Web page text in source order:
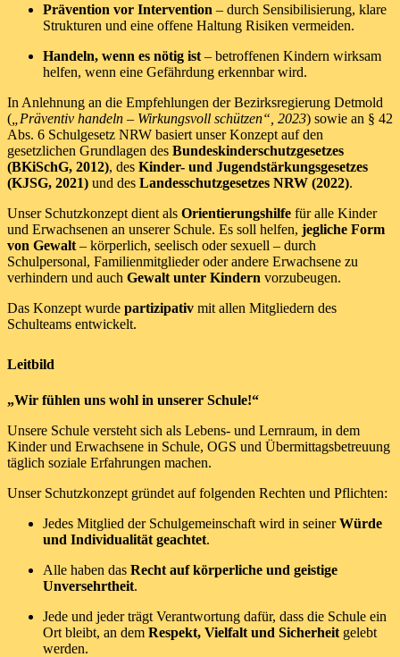
Prävention vor Intervention – durch Sensibilisierung, klare
Strukturen und eine offene Haltung Risiken vermeiden.
Handeln, wenn es nötig ist – betroffenen Kindern wirksam
helfen, wenn eine Gefährdung erkennbar wird.
In Anlehnung an die Empfehlungen der Bezirksregierung Detmold
( „Präventiv handeln – Wirkungsvoll schützen“, 2023) sowie an § 42
Abs. 6 Schulgesetz NRW basiert unser Konzept auf den
gesetzlichen Grundlagen des Bundeskinderschutzgesetzes
(BKiSchG, 2012), des Kinder- und Jugendstärkungsgesetzes
(KJSG, 2021) und des Landesschutzgesetzes NRW (2022).
Unser Schutzkonzept dient als Orientierungshilfe für alle Kinder
und Erwachsenen an unserer Schule. Es soll helfen, jegliche Form
von Gewalt – körperlich, seelisch oder sexuell – durch
Schulpersonal, Familienmitglieder oder andere Erwachsene zu
verhindern und auch Gewalt unter Kindern vorzubeugen.
Das Konzept wurde partizipativ mit allen Mitgliedern des
Schulteams entwickelt.
Leitbild
„Wir fühlen uns wohl in unserer Schule!“
Unsere Schule versteht sich als Lebens- und Lernraum, in dem
Kinder und Erwachsene in Schule, OGS und Übermittagsbetreuung
täglich soziale Erfahrungen machen.
Unser Schutzkonzept gründet auf folgenden Rechten und Pflichten:
Jedes Mitglied der Schulgemeinschaft wird in seinerWürde
und Individualität geachtet.
Alle haben das Recht auf körperliche und geistige
Unversehrtheit.
Jede und jeder trägt Verantwortung dafür, dass die Schule ein
Ort bleibt, an dem Respekt, Vielfalt und Sicherheit gelebt
werden.